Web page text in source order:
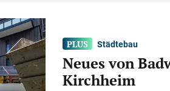
Städtebau
Neues von
Kirchheim